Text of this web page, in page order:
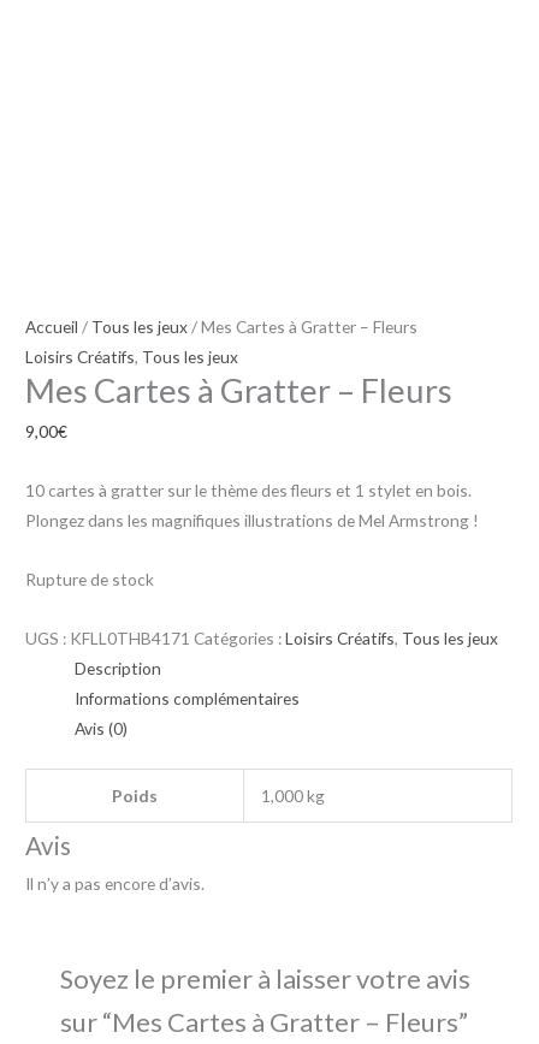
Accueil / Tous les jeux/ Mes Cartes à Gratter – Fleurs
Loisirs Créatifs, Tous les jeux
Mes Cartes à Gratter – Fleurs
9,00€
10 cartes à gratter sur le thème des fleurs et 1 stylet en bois.
Plongez dans les magnifiques illustrations de Mel Armstrong !
Rupture de stock
UGS : KFLL0THB4171 Catégories :Loisirs Créatifs, Tous les jeux
Description
Informations complémentaires
Avis (0)
Poids 1,000 kg
Avis
Il n’y a pas encore d’avis.
Soyez le premier à laisser votre avis
sur “Mes Cartes à Gratter – Fleurs”